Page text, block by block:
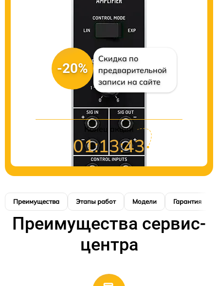
-20%
Скидка по
предварительной
записи на сайте
Конец акции
01:13:42
Преимущества Этапы работ Модели Гарантия
Преимущества сервис-
центра